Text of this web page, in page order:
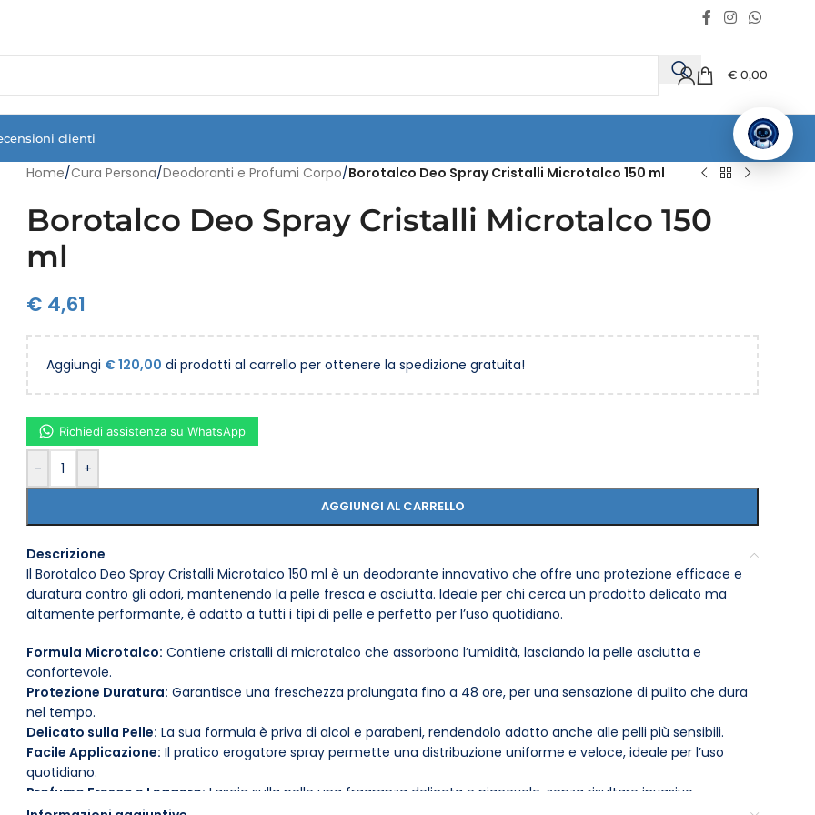
€ 0,00
clienti
Home/Cura Persona/Deodoranti e Profumi Corpo/Borotalco Deo Spray Cristalli Microtalco 150 ml
Borotalco Deo Spray Cristalli Microtalco 150
ml
€ 4,61
Aggiungi €120,00 di prodotti al carrello per ottenere la spedizione gratuita!
- +
AGGIUNGI AL CARRELLO
Richiedi assistenza su WhatsApp
Descrizione
Il Borotalco Deo Spray Cristalli Microtalco 150 ml è un deodorante innovativo che offre una protezione efficace e
duratura contro gli odori, mantenendo la pelle fresca e asciutta. Ideale per chi cerca un prodotto delicato ma
altamente performante, è adatto a tutti i tipi di pelle e perfetto per l’uso quotidiano.
Formula Microtalco: Contiene cristalli di microtalco che assorbono l’umidità, lasciando la pelle asciutta e
confortevole.
Protezione Duratura: Garantisce una freschezza prolungata fino a 48 ore, per una sensazione di pulito che dura
nel tempo.
Delicato sulla Pelle: La sua formula è priva di alcol e parabeni, rendendolo adatto anche alle pelli più sensibili.
Facile Applicazione: Il pratico erogatore spray permette una distribuzione uniforme e veloce, ideale per l’uso
quotidiano.
Profumo Fresco e Leggero: Lascia sulla pelle una fragranza delicata e piacevole, senza risultare invasivo.